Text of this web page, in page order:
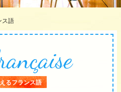
ス語
るフランス語